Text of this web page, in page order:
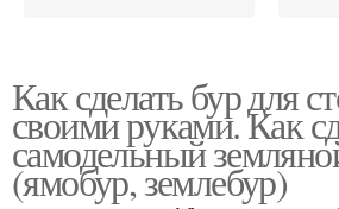
Самодельный бур
Как сделать бур для
своими руками. Как
самодельный
(ямобур, землебур)